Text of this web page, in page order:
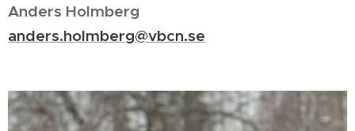
Anders Holmberg
anders.holmberg@vbcn.se